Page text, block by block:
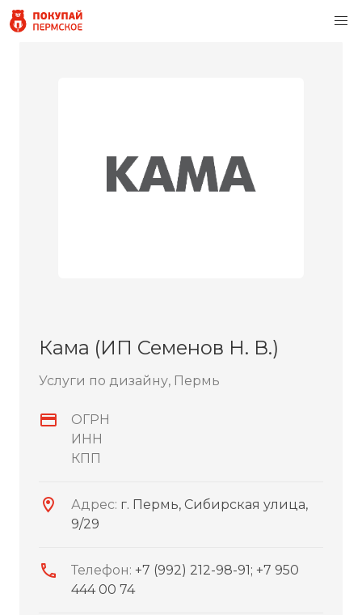
Кама (ИП Семенов Н. В.)
Услуги по дизайну, Пермь
ОГРН
ИНН
КПП
Адрес: г. Пермь, Сибирская улица,
9/29
Телефон: +7 (992) 212-98-91; +7 950
444 00 74